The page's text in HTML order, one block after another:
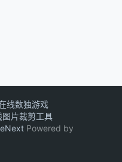
线数独游戏
图片裁剪工具
Powered by